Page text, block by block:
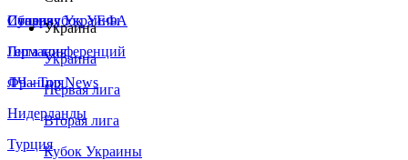
Сборная Украины
Италия
Германия
Франция
Нидерланды
Турция
Суперкубок УЕФА
Лига конференций
ЛЧ - Top News
Украина
Украина
Первая лига
Вторая лига
Кубок Украины